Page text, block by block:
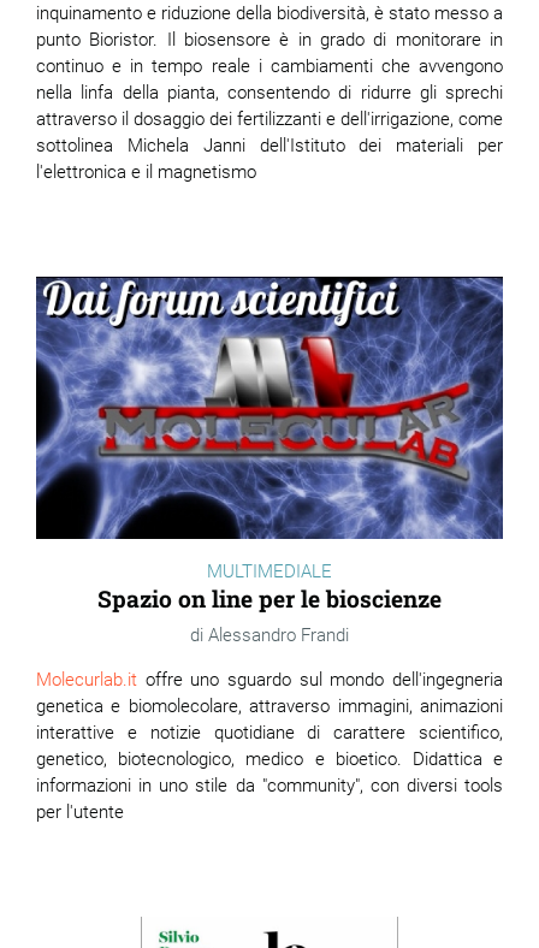
inquinamento e riduzione della biodiversità, è stato messo a
punto Bioristor. Il biosensore è in grado di monitorare in
continuo e in tempo reale i cambiamenti che avvengono
nella linfa della pianta, consentendo di ridurre gli sprechi
attraverso il dosaggio dei fertilizzanti e dell'irrigazione, come
sottolinea Michela Janni dell'Istituto dei materiali per
l'elettronica e il magnetismo
MULTIMEDIALE
Spazio on line per le bioscienze
Alessandro Frandi
Molecurlab.it offre uno sguardo sul mondo dell'ingegneria
genetica e biomolecolare, attraverso immagini, animazioni
interattive e notizie quotidiane di carattere scientifico,
genetico, biotecnologico, medico e bioetico. Didattica e
informazioni in uno stile da "community", con diversi tools
per l'utente